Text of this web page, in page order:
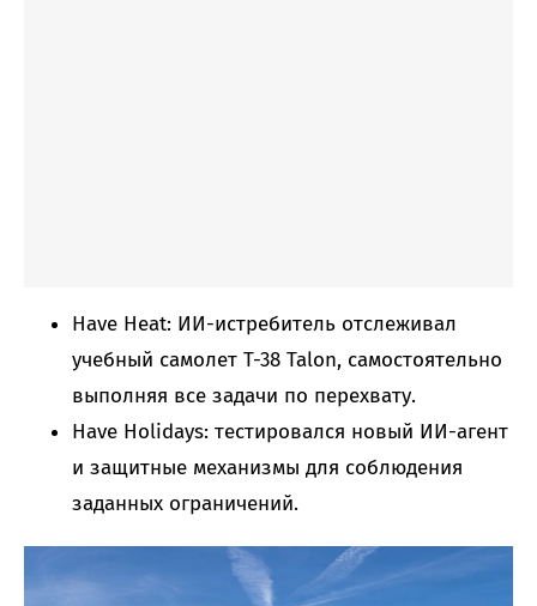
Have Heat: ИИ-истребитель отслеживал
учебный самолет T-38 Talon, самостоятельно
выполняя все задачи по перехвату.
Have Holidays: тестировался новый ИИ-агент
и защитные механизмы для соблюдения
заданных ограничений.